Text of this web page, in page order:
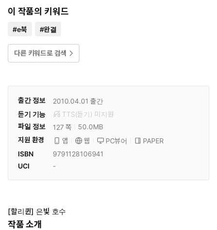
이 작품의 키워드
#e북 #완결
다른 키워드로 검색
출간 정보 2010.04.01 출간
듣기 기능
TTS(듣기) 미 지원
파일 정보
127 쪽
50.0MB
지원 환경
앱 웹 PC뷰어
PAPER
ISBN
9791128106941
UCI
-
[할리퀸] 은빛 호수
작품 소개